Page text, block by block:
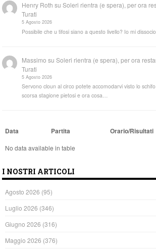
Henry Roth suSoleri rientra (e spera), per ora
Turati
5 Agosto 2026
Possibile che u tifosi siano a questo livello? Io mi dissocio.
Massimo suSoleri rientra (e spera), per ora
Turati
5 Agosto 2026
Servono cloun al circo potete accomodarvi visto lo
scorsa stagione pietosi e ora cosa…
Data Partita Orario/Risultati
No data available in table
I NOSTRI ARTICOLI
Agosto 2026 (95)
Luglio 2026 (346)
Giugno 2026 (316)
Maggio 2026 (376)